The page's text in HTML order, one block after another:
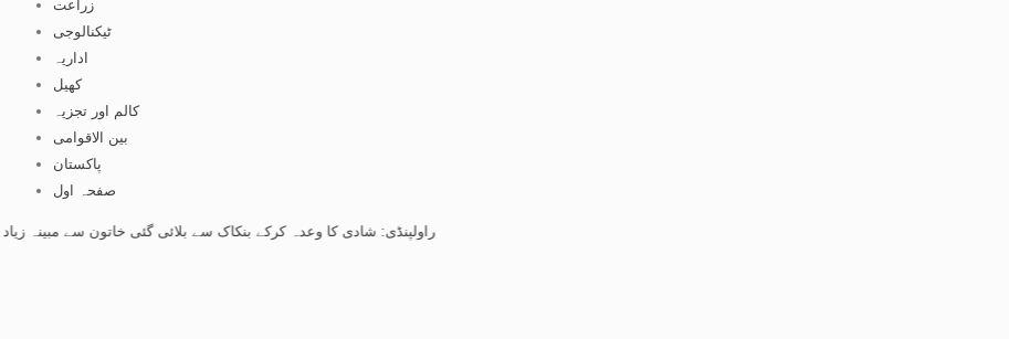
زراعت
ٹیکنالوجی
اداریہ
کھیل
کالم اور تجزیہ
بین الاقوامی
پاکستان
صفحہ اول
راولپنڈی: شادی کا وعدہ کرکے بنکاک سے بلائی گئی خاتون سے مبینہ زیادتی، ملزم